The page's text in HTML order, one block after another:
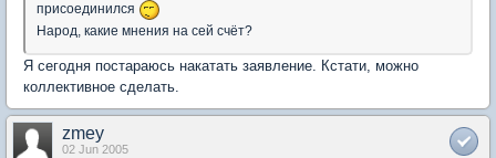
присоединился
Народ, какие мнения на сей счёт?
Я сегодня постараюсь накатать заявление. Кстати, можно
коллективное сделать.
zmey
02 Jun 2005